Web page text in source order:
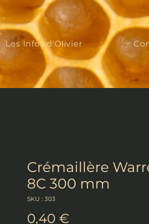
Les Infos d'Olivier
Crémaillère
8C 300 mm
SKU : 303
0,40 €